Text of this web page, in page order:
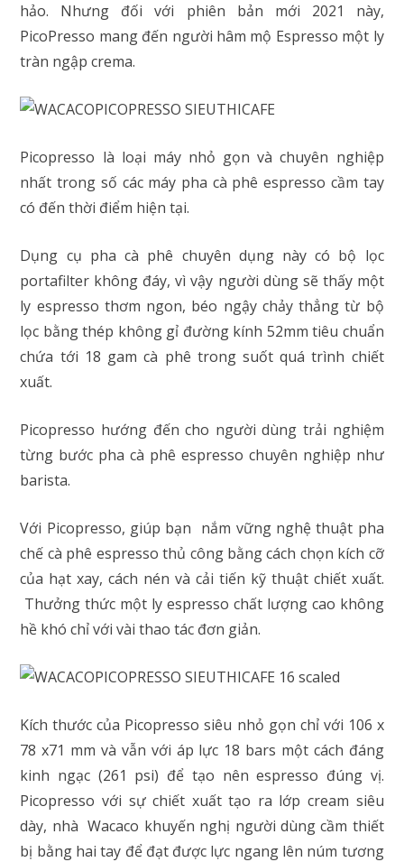
hảo. Nhưng đối với phiên bản mới 2021 này,
PicoPresso mang đến người hâm mộ Espresso một ly
tràn ngập crema.
Picopresso là loại máy nhỏ gọn và chuyên nghiệp
nhất trong số các máy pha cà phê espresso cầm tay
có đến thời điểm hiện tại.
Dụng cụ pha cà phê chuyên dụng này có bộ lọc
portafilter không đáy, vì vậy người dùng sẽ thấy một
ly espresso thơm ngon, béo ngậy chảy thẳng từ bộ
lọc bằng thép không gỉ đường kính 52mm tiêu chuẩn
chứa tới 18 gam cà phê trong suốt quá trình chiết
xuất.
Picopresso hướng đến cho người dùng trải nghiệm
từng bước pha cà phê espresso chuyên nghiệp như
barista.
Với Picopresso, giúp bạn nắm vững nghệ thuật pha
chế cà phê espresso thủ công bằng cách chọn kích cỡ
của hạt xay, cách nén và cải tiến kỹ thuật chiết xuất.
Thưởng thức một ly espresso chất lượng cao không
hề khó chỉ với vài thao tác đơn giản.
Kích thước của Picopresso siêu nhỏ gọn chỉ với 106 x
78 x71 mm và vẫn với áp lực 18 bars một cách đáng
kinh ngạc (261 psi) để tạo nên espresso đúng vị.
Picopresso với sự chiết xuất tạo ra lớp cream siêu
dày, nhà Wacaco khuyến nghị người dùng cầm thiết
bị bằng hai tay để đạt được lực ngang lên núm tương